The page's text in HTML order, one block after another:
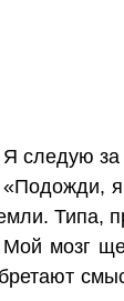
Я следую за
«Подожди, я
Типа,
Мой мозг